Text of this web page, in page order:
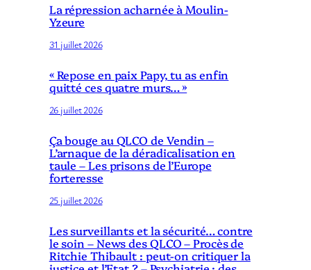
La répression acharnée à Moulin-
Yzeure
31 juillet 2026
« Repose en paix Papy, tu as enfin
quitté ces quatre murs… »
26 juillet 2026
Ça bouge au QLCO de Vendin –
L’arnaque de la déradicalisation en
taule – Les prisons de l’Europe
forteresse
25 juillet 2026
Les surveillants et la sécurité… contre
le soin – News des QLCO – Procès de
Ritchie Thibault : peut-on critiquer la